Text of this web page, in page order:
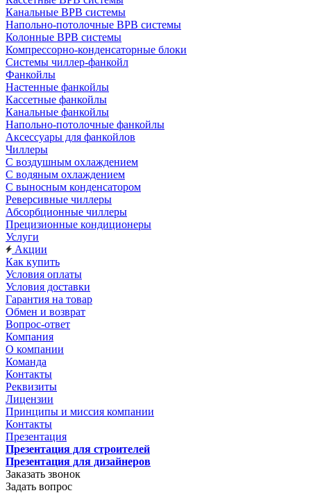
Канальные ВРВ системы
Напольно-потолочные ВРВ системы
Колонные ВРВ системы
Компрессорно-конденсаторные блоки
Системы чиллер-фанкойл
Фанкойлы
Настенные фанкойлы
Кассетные фанкойлы
Канальные фанкойлы
Напольно-потолочные фанкойлы
Аксессуары для фанкойлов
Чиллеры
С воздушным охлаждением
С водяным охлаждением
С выносным конденсатором
Реверсивные чиллеры
Абсорбционные чиллеры
Прецизионные кондиционеры
Услуги
Акции
Как купить
Условия оплаты
Условия доставки
Гарантия на товар
Обмен и возврат
Вопрос-ответ
Компания
О компании
Команда
Контакты
Реквизиты
Лицензии
Принципы и миссия компании
Контакты
Презентация
Презентация для строителей
Презентация для дизайнеров
Заказать звонок
Задать вопрос